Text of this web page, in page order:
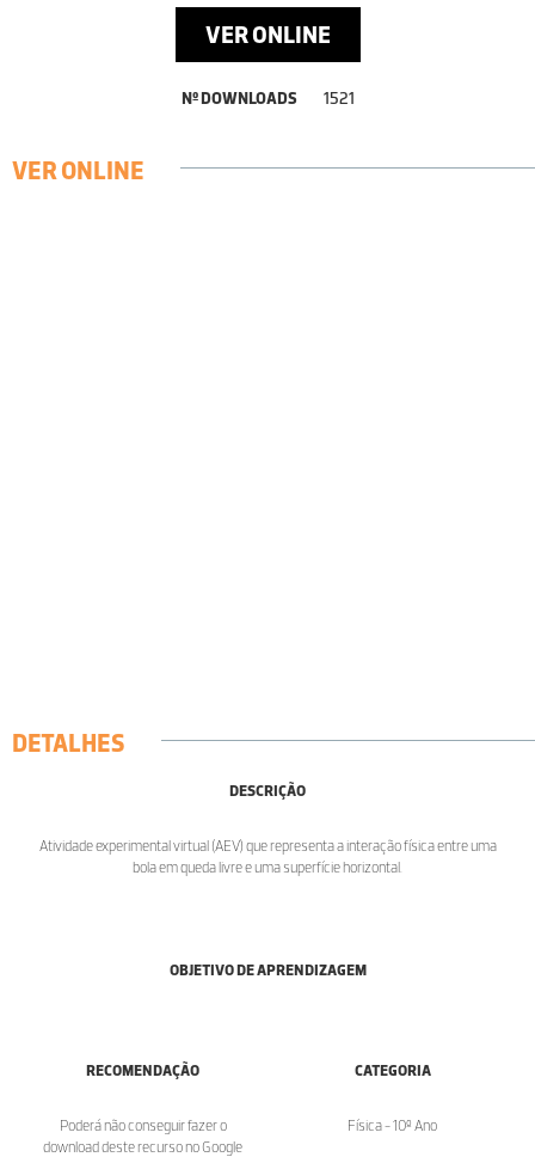
VER ONLINE
Nº DOWNLOADS 1521
VER ONLINE
DETALHES
DESCRIÇÃO
Atividade experimental virtual (AEV) que representa a interação física entre uma
bola em queda livre e uma superfície horizontal.
OBJETIVO DE APRENDIZAGEM
RECOMENDAÇÃO
Poderá não conseguir fazer o
download deste recurso no Google
CATEGORIA
Física - 10º Ano